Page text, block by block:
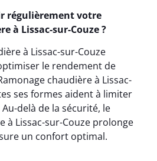
régulièrement votre
à Lissac-sur-Couze ?
à Lissac-sur-Couze
le rendement de
chaudière à Lissac-
ses formes aident à limiter
delà de la sécurité, le
à Lissac-sur-Couze prolonge
un confort optimal.